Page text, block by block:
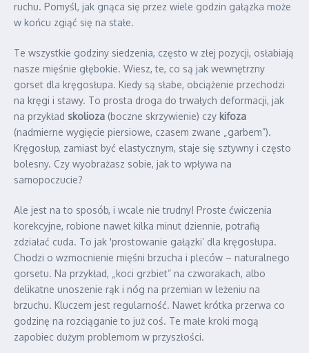
ruchu. Pomyśl, jak gnąca się przez wiele godzin gałązka może
w końcu zgiąć się na stałe.
Te wszystkie godziny siedzenia, często w złej pozycji, osłabiają
nasze mięśnie głębokie. Wiesz, te, co są jak wewnętrzny
gorset dla kręgosłupa. Kiedy są słabe, obciążenie przechodzi
na kręgi i stawy. To prosta droga do trwałych deformacji, jak
na przykład skolioza (boczne skrzywienie) czy kifoza
(nadmierne wygięcie piersiowe, czasem zwane „garbem”).
Kręgosłup, zamiast być elastycznym, staje się sztywny i często
bolesny. Czy wyobrażasz sobie, jak to wpływa na
samopoczucie?
Ale jest na to sposób, i wcale nie trudny! Proste ćwiczenia
korekcyjne, robione nawet kilka minut dziennie, potrafią
zdziałać cuda. To jak 'prostowanie gałązki’ dla kręgosłupa.
Chodzi o wzmocnienie mięśni brzucha i pleców – naturalnego
gorsetu. Na przykład, „koci grzbiet” na czworakach, albo
delikatne unoszenie rąk i nóg na przemian w leżeniu na
brzuchu. Kluczem jest regularność. Nawet krótka przerwa co
godzinę na rozciąganie to już coś. Te małe kroki mogą
zapobiec dużym problemom w przyszłości.